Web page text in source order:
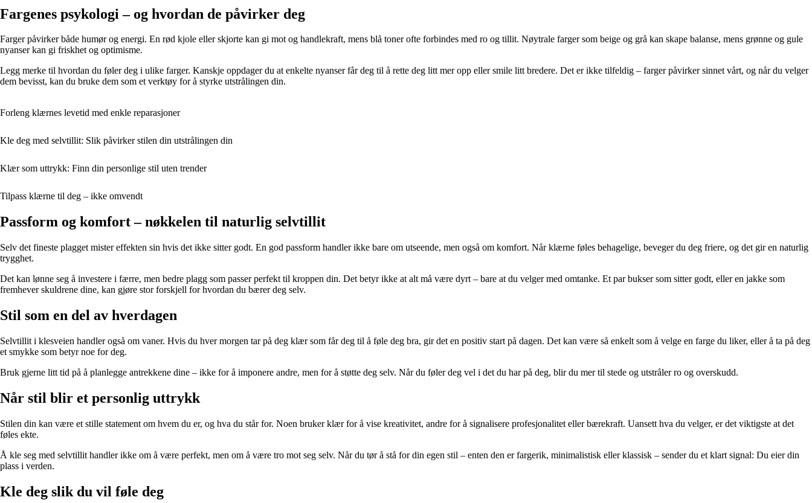
Fargenes psykologi – og hvordan de påvirker deg
Farger påvirker både humør og energi. En rød kjole eller skjorte kan gi mot og handlekraft, mens blå toner ofte forbindes med ro og tillit. Nøytrale farger som beige og grå kan skape balanse, mens grønne og gule
nyanser kan gi friskhet og optimisme.
Legg merke til hvordan du føler deg i ulike farger. Kanskje oppdager du at enkelte nyanser får deg til å rette deg litt mer opp eller smile litt bredere. Det er ikke tilfeldig – farger påvirker sinnet vårt, og når du velger
dem bevisst, kan du bruke dem som et verktøy for å styrke utstrålingen din.
Forleng klærnes levetid med enkle reparasjoner
Kle deg med selvtillit: Slik påvirker stilen din utstrålingen din
Klær som uttrykk: Finn din personlige stil uten trender
Tilpass klærne til deg – ikke omvendt
Passform og komfort – nøkkelen til naturlig selvtillit
Selv det fineste plagget mister effekten sin hvis det ikke sitter godt. En god passform handler ikke bare om utseende, men også om komfort. Når klærne føles behagelige, beveger du deg friere, og det gir en naturlig
trygghet.
Det kan lønne seg å investere i færre, men bedre plagg som passer perfekt til kroppen din. Det betyr ikke at alt må være dyrt – bare at du velger med omtanke. Et par bukser som sitter godt, eller en jakke som
fremhever skuldrene dine, kan gjøre stor forskjell for hvordan du bærer deg selv.
Stil som en del av hverdagen
Selvtillit i klesveien handler også om vaner. Hvis du hver morgen tar på deg klær som får deg til å føle deg bra, gir det en positiv start på dagen. Det kan være så enkelt som å velge en farge du liker, eller å ta på deg
et smykke som betyr noe for deg.
Bruk gjerne litt tid på å planlegge antrekkene dine – ikke for å imponere andre, men for å støtte deg selv. Når du føler deg vel i det du har på deg, blir du mer til stede og utstråler ro og overskudd.
Når stil blir et personlig uttrykk
Stilen din kan være et stille statement om hvem du er, og hva du står for. Noen bruker klær for å vise kreativitet, andre for å signalisere profesjonalitet eller bærekraft. Uansett hva du velger, er det viktigste at det
føles ekte.
Å kle seg med selvtillit handler ikke om å være perfekt, men om å være tro mot seg selv. Når du tør å stå for din egen stil – enten den er fargerik, minimalistisk eller klassisk – sender du et klart signal: Du eier din
plass i verden.
Kle deg slik du vil føle deg